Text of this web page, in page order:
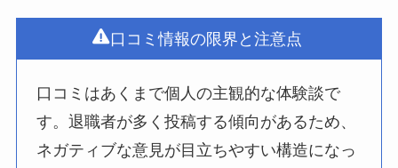
口コミ情報の限界と注意点
口コミはあくまで個人の主観的な体験談で
す。退職者が多く投稿する傾向があるため、
ネガティブな意見が目立ちやすい構造になっ